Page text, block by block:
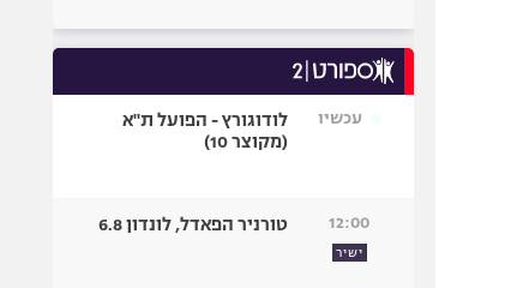
עכשיו
לודוגורץ - הפועל ת"א
(מקוצר 10)
12:00
ישיר
טורניר הפאדל, לונדון 6.8